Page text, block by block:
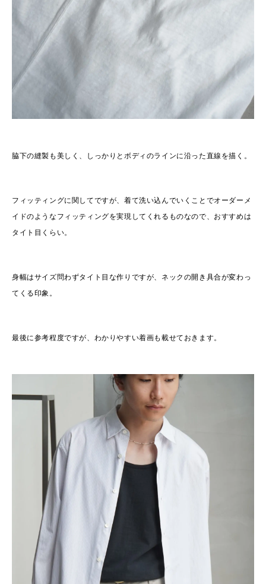
脇下の縫製も美しく、しっかりとボディのラインに沿った直線を描く。
フィッティングに関してですが、着て洗い込んでいくことでオーダーメ
イドのようなフィッティングを実現してくれるものなので、おすすめは
タイト目くらい。
身幅はサイズ問わずタイト目な作りですが、ネックの開き具合が変わっ
てくる印象。
最後に参考程度ですが、わかりやすい着画も載せておきます。